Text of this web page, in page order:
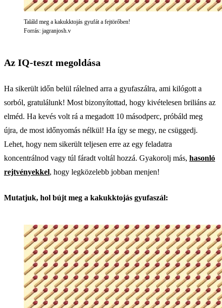
Találd meg a kakukktojás gyufát a fejtörőben!
Forrás: jagranjosh.v
Az IQ-teszt megoldása
Ha sikerült időn belül rálelned arra a gyufaszálra, ami kilógott a
sorból, gratulálunk! Most bizonyítottad, hogy kivételesen briliáns az
elméd. Ha kevés volt rá a megadott 10 másodperc, próbáld meg
újra, de most időnyomás nélkül! Ha így se megy, ne csüggedj.
Lehet, hogy nem sikerült teljesen erre az egy feladatra
koncentrálnod vagy túl fáradt voltál hozzá. Gyakorolj más, hasonló
rejtvényekkel, hogy legközelebb jobban menjen!
Mutatjuk, hol bújt meg a kakukktojás gyufaszál: